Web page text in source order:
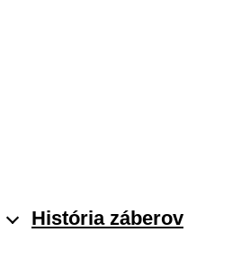
História záberov